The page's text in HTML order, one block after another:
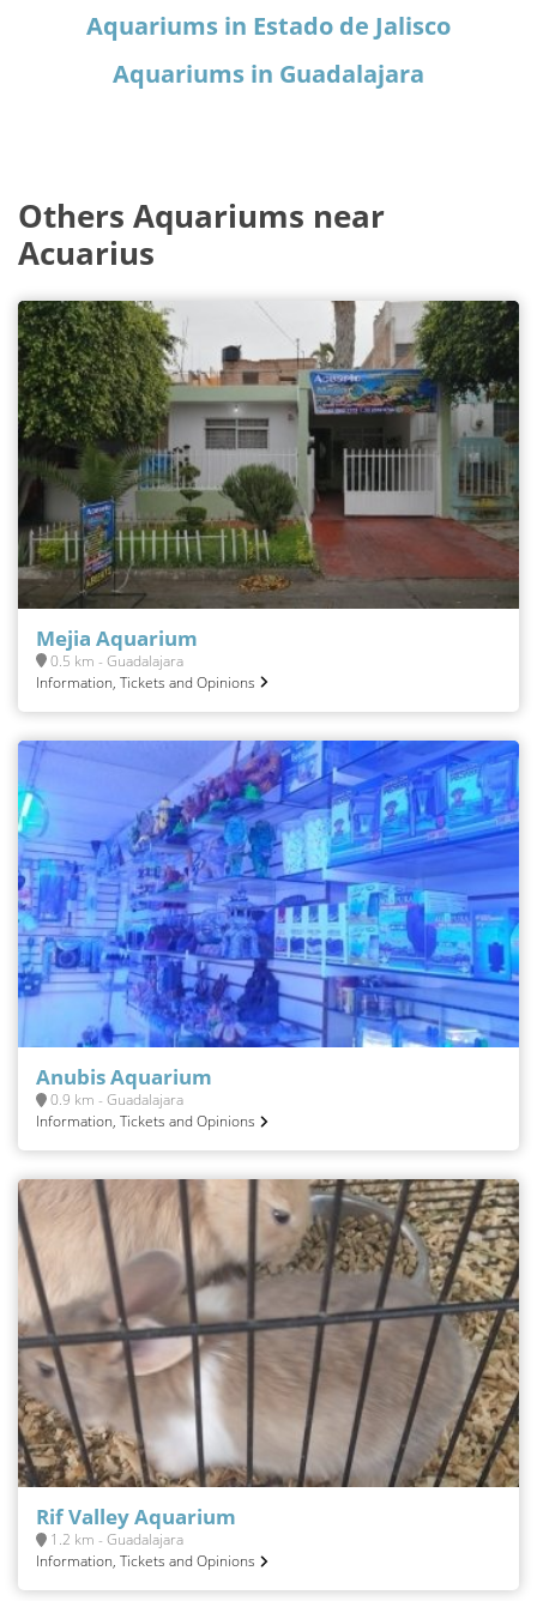
Aquariums in Estado de Jalisco
Aquariums in Guadalajara
Others Aquariums near
Acuarius
Mejia Aquarium
0.5 km - Guadalajara
Information, Tickets and Opinions
Anubis Aquarium
0.9 km - Guadalajara
Information, Tickets and Opinions
Rif Valley Aquarium
1.2 km - Guadalajara
Information, Tickets and Opinions